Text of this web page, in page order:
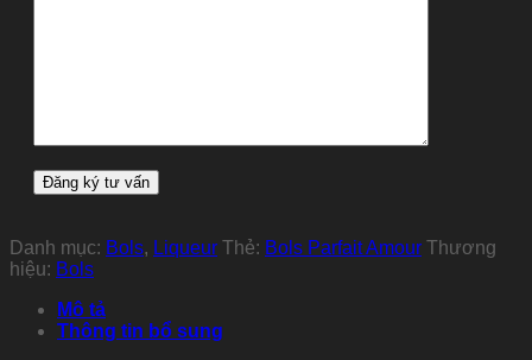
Danh mục: Bols, Liqueur Thẻ: Bols Parfait Amour
Thương
hiệu: Bols
Mô tả
Thông tin bổ sung